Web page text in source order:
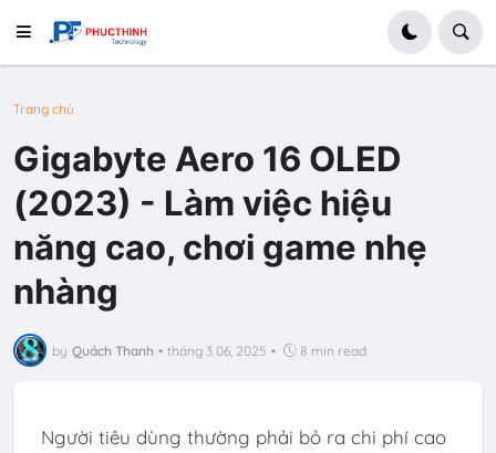
Trang chủ
Gigabyte Aero 16 OLED
(2023) - Làm việc hiệu
năng cao, chơi game nhẹ
nhàng
by Quách Thanh • tháng 3 06, 2025 • 8 min read
Người tiêu dùng thường phải bỏ ra chi phí cao